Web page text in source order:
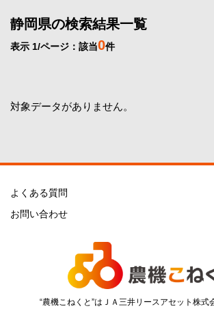
静岡県の検索結果一覧
表示 1/ページ：該当0件
対象データがありません。
よくある質問
お問い合わせ
“農機こねくと”はＪＡ三井リースアセット株式